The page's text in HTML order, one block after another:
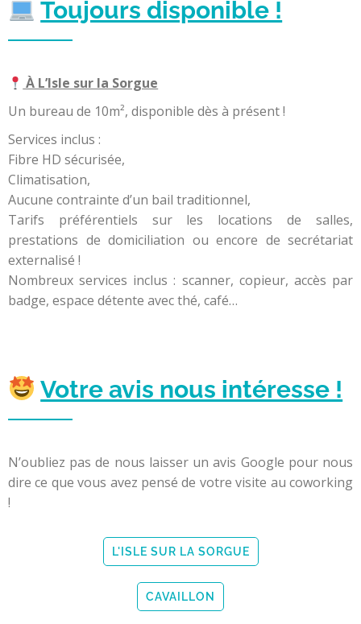
Toujours disponible !
À L’Isle sur la Sorgue
Un bureau de 10m², disponible dès à présent !
Services inclus :
Fibre HD sécurisée,
Climatisation,
Aucune contrainte d’un bail traditionnel,
Tarifs préférentiels sur les locations de salles,
prestations de domiciliation ou encore de secrétariat
externalisé !
Nombreux services inclus : scanner, copieur, accès par
badge, espace détente avec thé, café…
Votre avis nous intéresse !
N’oubliez pas de nous laisser un avis Google pour nous
dire ce que vous avez pensé de votre visite au coworking
!
L'ISLE SUR LA SORGUE
CAVAILLON